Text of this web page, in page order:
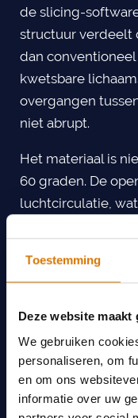
Toestemming
Deze website
We gebruiken
personaliseren, om
en om ons
informatie over uw
de slicing-
structuur verdeelt
dan
kwetsbare
overgangen
niet abrupt.
Het materiaal is
60 graden. De
luchtcirculatie,
ligt.
materiaal is
en is geschikt voor
tot vervanging: